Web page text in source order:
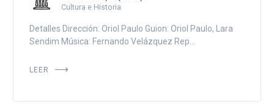
Cultura e Historia
Detalles Dirección: Oriol Paulo Guion: Oriol Paulo, Lara
Sendim Música: Fernando Velázquez Rep...
LEER